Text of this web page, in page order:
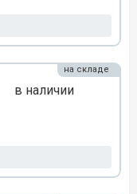
в наличии
на складе